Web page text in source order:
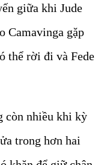
giữa khi Jude
Camavinga gặp
thể rời đi và Fede
còn nhiều khi kỳ
trong hơn hai